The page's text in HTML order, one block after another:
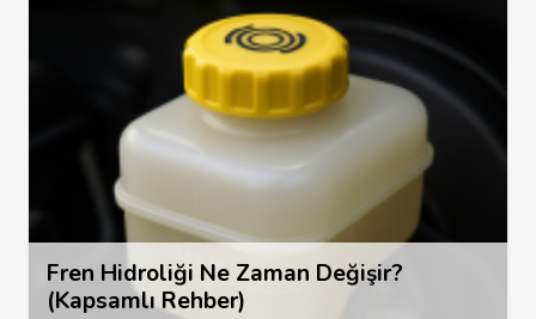
Fren Hidroliği Ne Zaman Değişir?
(Kapsamlı Rehber)